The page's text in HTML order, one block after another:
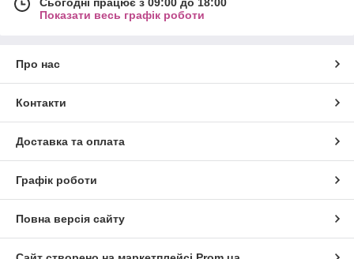
Сьогодні працює з 09:00 до 18:00
Показати весь графік роботи
Про нас
Контакти
Доставка та оплата
Графік роботи
Повна версія сайту